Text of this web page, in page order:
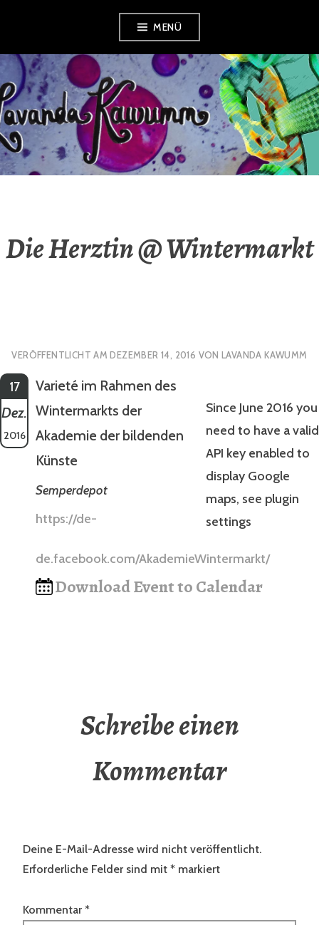
springen
MENÜ
LAVANDA
KAWUMM
Die Herztin @ Wintermarkt
VERÖFFENTLICHT AMDEZEMBER 14, 2016 VONLAVANDA KAWUMM
17
Dez.
2016
Since June 2016 you
need to have a valid
API key enabled to
display Google
maps, see plugin
settings
Varieté im Rahmen des
Wintermarkts der
Akademie der bildenden
Künste
Semperdepot
https://de-
de.facebook.com/AkademieWintermarkt/
Download Event to Calendar
Schreibe einen
Kommentar
Deine E-Mail-Adresse wird nicht veröffentlicht.
Erforderliche Felder sind mit * markiert
Kommentar *